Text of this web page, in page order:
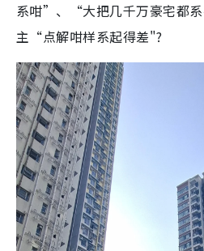
系咁”、“大把几千万豪宅都
主“点解咁样系起得差"?